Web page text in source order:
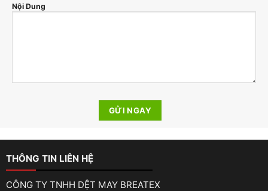
Nội Dung
THÔNG TIN LIÊN HỆ
CÔNG TY TNHH DỆT MAY BREATEX